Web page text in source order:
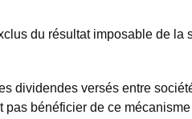
du résultat imposable de la
dividendes versés entre
bénéficier de ce